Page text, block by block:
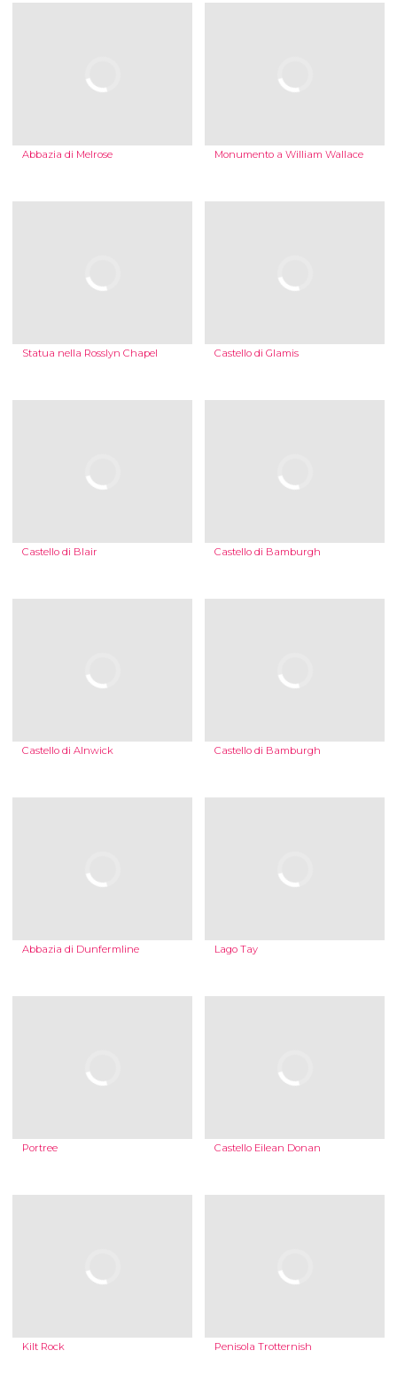
Abbazia di Melrose Monumento a William Wallace
Statua nella Rosslyn Chapel Castello di Glamis
Castello di Blair Castello di Bamburgh
Castello di Alnwick Castello di Bamburgh
Abbazia di Dunfermline Lago Tay
Portree Castello Eilean Donan
Kilt Rock Penisola Trotternish